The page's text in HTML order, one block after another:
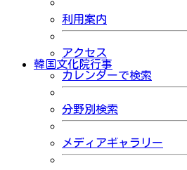
利用案内
アクセス
韓国文化院行事
カレンダーで検索
分野別検索
メディアギャラリー